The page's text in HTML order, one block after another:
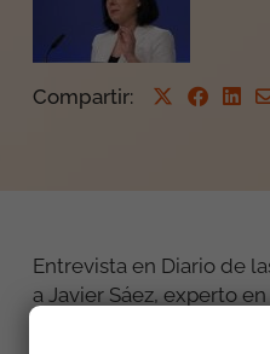
Compartir:
Entrevista en Diario de
a Javier Sáez, experto
Fundación